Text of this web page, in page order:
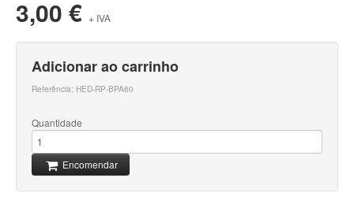
3,00 € + IVA
Adicionar ao carrinho
Referência: HED-RP-BPA60
Quantidade
Encomendar